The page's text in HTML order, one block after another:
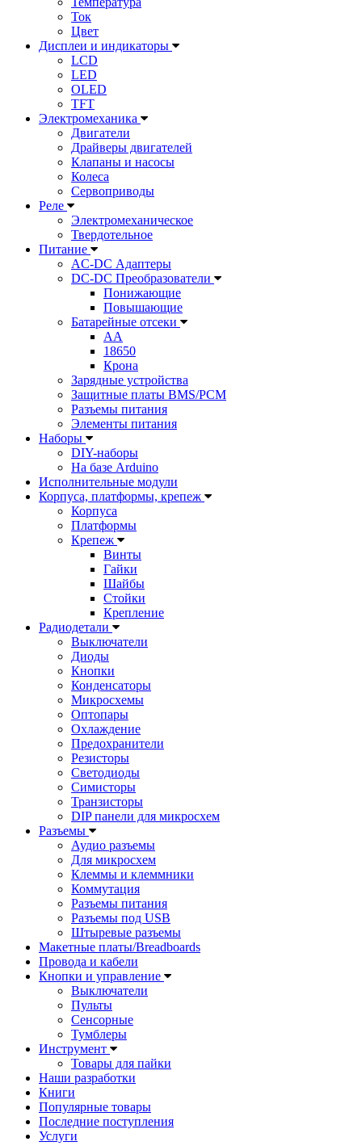
Ток
Цвет
Дисплеи и индикаторы
LCD
LED
OLED
TFT
Электромеханика
Двигатели
Драйверы двигателей
Клапаны и насосы
Колеса
Сервоприводы
Реле
Электромеханическое
Твердотельное
Питание
AC-DC Адаптеры
DC-DC Преобразователи
Понижающие
Повышающие
Батарейные отсеки
AA
18650
Крона
Зарядные устройства
Защитные платы BMS/PCM
Разъемы питания
Элементы питания
Наборы
DIY-наборы
На базе Arduino
Исполнительные модули
Корпуса, платформы, крепеж
Корпуса
Платформы
Крепеж
Винты
Гайки
Шайбы
Стойки
Крепление
Радиодетали
Выключатели
Диоды
Кнопки
Конденсаторы
Микросхемы
Оптопары
Охлаждение
Предохранители
Резисторы
Светодиоды
Симисторы
Транзисторы
DIP панели для микросхем
Разъемы
Аудио разъемы
Для микросхем
Клеммы и клеммники
Коммутация
Разъемы питания
Разъемы под USB
Штыревые разъемы
Макетные платы/Breadboards
Провода и кабели
Кнопки и управление
Выключатели
Пульты
Сенсорные
Тумблеры
Инструмент
Товары для пайки
Наши разработки
Книги
Популярные товары
Последние поступления
Услуги